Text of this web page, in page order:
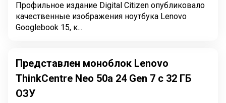
Профильное издание Digital Citizen опубликовало
качественные изображения ноутбука Lenovo
Googlebook 15, к...
Представлен моноблок Lenovo
ThinkCentre Neo 50a 24 Gen 7 с 32 ГБ
ОЗУ